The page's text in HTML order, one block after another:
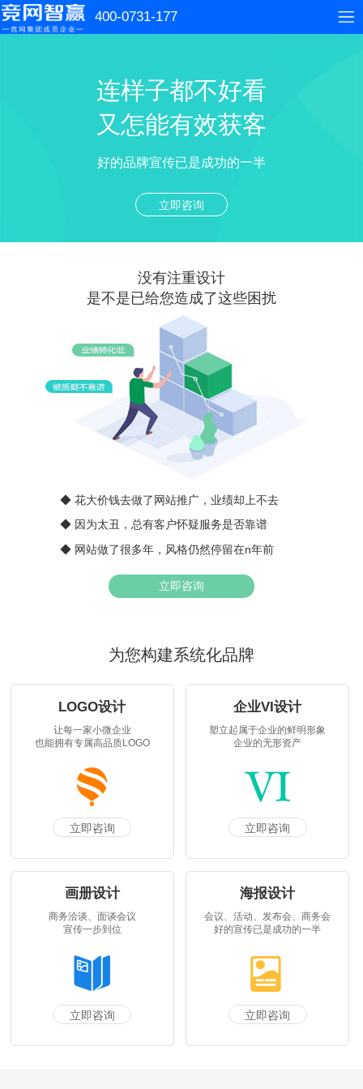
400-0731-177
连样子都不好看
又怎能有效获客
好的品牌宣传已是成功的一半
立即咨询
没有注重设计
是不是已给您造成了这些困扰
◆ 花大价钱去做了网站推广，业绩却上不去
◆ 因为太丑，总有客户怀疑服务是否靠谱
◆ 网站做了很多年，风格仍然停留在n年前
立即咨询
为您构建系统化品牌
LOGO设计
让每一家小微企业
也能拥有专属高品质LOGO
立即咨询
企业VI设计
塑立起属于企业的鲜明形象
企业的无形资产
立即咨询
画册设计
商务洽谈、面谈会议
宣传一步到位
立即咨询
海报设计
会议、活动、发布会、商务会
好的宣传已是成功的一半
立即咨询